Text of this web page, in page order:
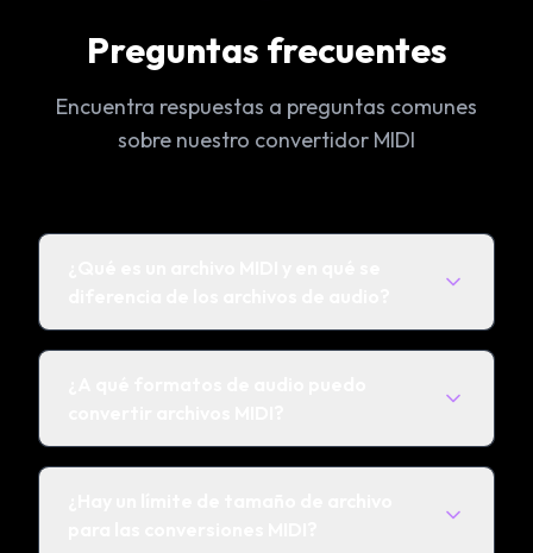
Preguntas frecuentes
Encuentra respuestas a preguntas comunes
sobre nuestro convertidor MIDI